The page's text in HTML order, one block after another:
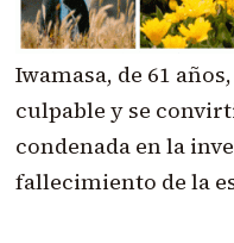
Iwamasa, de 61
culpable y se
condenada en la
fallecimiento de la